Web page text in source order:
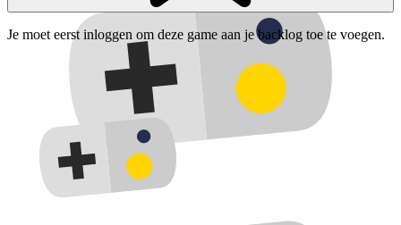
Je moet eerst inloggen om deze game aan je backlog toe te voegen.